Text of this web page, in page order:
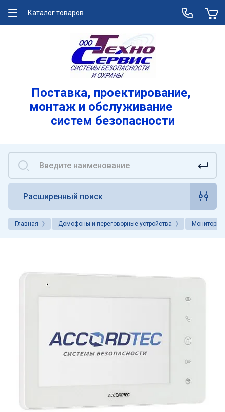
Реквизиты
Каталог товаров
Поставка, проектирование,
монтаж и обслуживание
систем безопасности
Расширенный поиск
Главная Домофоны и переговорные устройства Мониторы